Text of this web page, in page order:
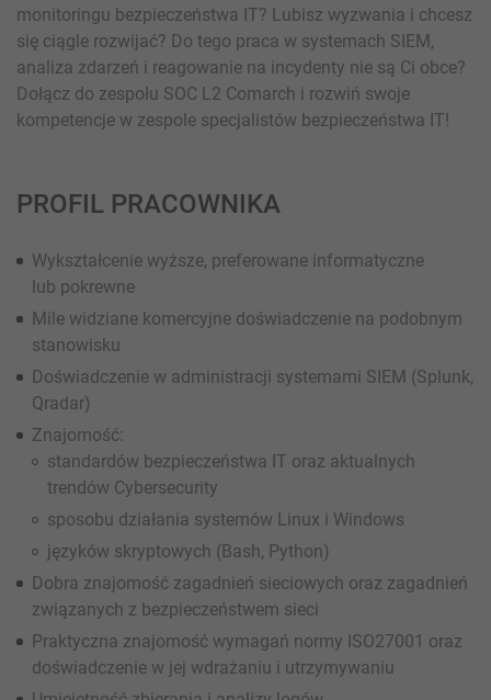
monitoringu bezpieczeństwa IT? Lubisz wyzwania i chcesz
się ciągle rozwijać? Do tego praca w systemach SIEM,
analiza zdarzeń i reagowanie na incydenty nie są Ci obce?
Dołącz do zespołu SOC L2 Comarch i rozwiń swoje
kompetencje w zespole specjalistów bezpieczeństwa IT!
PROFIL PRACOWNIKA
Wykształcenie wyższe, preferowane informatyczne
lub pokrewne
Mile widziane komercyjne doświadczenie na podobnym
stanowisku
Doświadczenie w administracji systemami SIEM (Splunk,
Qradar)
Znajomość:
standardów bezpieczeństwa IT oraz aktualnych
trendów Cybersecurity
sposobu działania systemów Linux i Windows
języków skryptowych (Bash, Python)
Dobra znajomość zagadnień sieciowych oraz zagadnień
związanych z bezpieczeństwem sieci
Praktyczna znajomość wymagań normy ISO27001 oraz
doświadczenie w jej wdrażaniu i utrzymywaniu